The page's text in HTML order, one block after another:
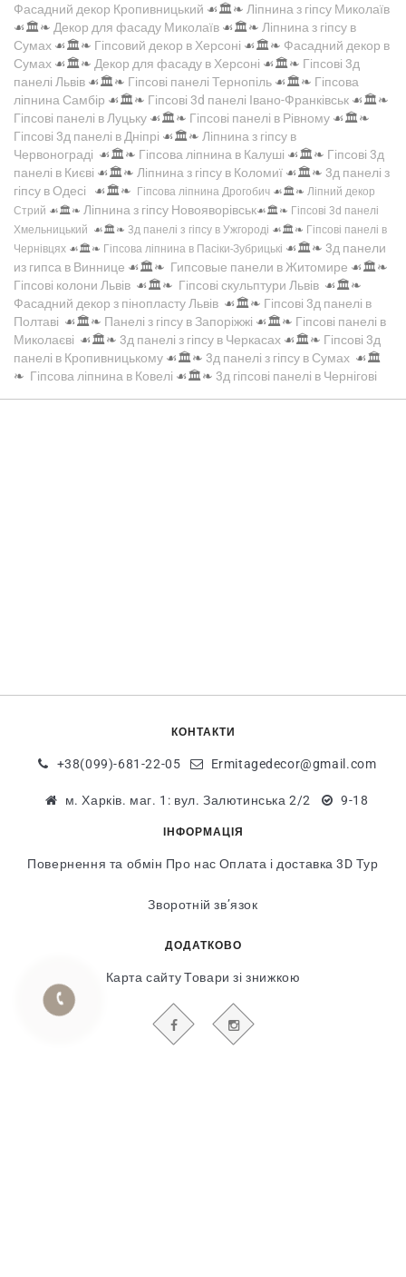
Фасадний декор Кропивницький ☙🏛️❧ Ліпнина з гіпсу Миколаїв
☙🏛️❧ Декор для фасаду Миколаїв ☙🏛️❧ Ліпнина з гіпсу в
Сумах ☙🏛️❧ Гіпсовий декор в Херсоні ☙🏛️❧ Фасадний декор в
Сумах ☙🏛️❧ Декор для фасаду в Херсоні ☙🏛️❧ Гіпсові 3д
панелі Львів ☙🏛️❧ Гіпсові панелі Тернопіль ☙🏛️❧ Гіпсова
ліпнина Самбір ☙🏛️❧ Гіпсові 3d панелі Івано-Франківськ ☙🏛️❧
Гіпсові панелі в Луцьку ☙🏛️❧ Гіпсові панелі в Рівному ☙🏛️❧
Гіпсові 3д панелі в Дніпрі ☙🏛️❧ Ліпнина з гіпсу в
Червонограді ☙🏛️❧ Гіпсова ліпнина в Калуші ☙🏛️❧ Гіпсові 3д
панелі в Києві ☙🏛️❧ Ліпнина з гіпсу в Коломиї ☙🏛️❧ 3д панелі з
гіпсу в Одесі ☙🏛️❧ Гіпсова ліпнина Дрогобич ☙🏛️❧ Ліпний декор
Стрий ☙🏛️❧ Ліпнина з гіпсу Новояворівськ☙🏛️❧ Гіпсові 3d панелі
Хмельницький ☙🏛️❧ 3д панелі з гіпсу в Ужгороді ☙🏛️❧ Гіпсові панелі в
Чернівцях ☙🏛️❧ Гіпсова ліпнина в Пасіки-Зубрицькі ☙🏛️❧ 3д панели
из гипса в Виннице ☙🏛️❧ Гипсовые панели в Житомире ☙🏛️❧
Гіпсові колони Львів ☙🏛️❧ Гіпсові скульптури Львів ☙🏛️❧
Фасадний декор з пінопласту Львів ☙🏛️❧ Гіпсові 3д панелі в
Полтаві ☙🏛️❧ Панелі з гіпсу в Запоріжжі ☙🏛️❧ Гіпсові панелі в
Миколаєві ☙🏛️❧ 3д панелі з гіпсу в Черкасах ☙🏛️❧ Гіпсові 3д
панелі в Кропивницькому ☙🏛️❧ 3д панелі з гіпсу в Сумах ☙🏛️
❧ Гіпсова ліпнина в Ковелі ☙🏛️❧ 3д гіпсові панелі в Чернігові
КОНТАКТИ
+38(099)-681-22-05 Ermitagedecor@gmail.com
м. Харків. маг. 1: вул. Залютинська 2/2 9-18
ІНФОРМАЦІЯ
Повернення та обмін Про нас Оплата і доставка 3D Тур
Зворотній зв’язок
ДОДАТКОВО
Карта сайту Товари зі знижкою